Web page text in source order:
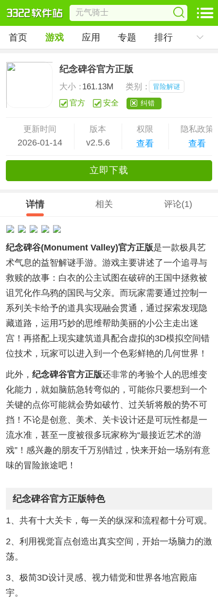
首页 游戏 应用 专题 排行
纪念碑谷官方正版
大小：161.13M 类别： 冒险解谜
官方 安全 纠错
更新时间
2026-01-14
版本
v2.5.6
权限
查看
隐私政策
查看
立即下载
详情 相关 评论(1)
纪念碑谷(Monument Valley)官方正版是一款极具艺
术气息的益智解谜手游。游戏主要讲述了一个追寻与
救赎的故事：白衣的公主试图在破碎的王国中拯救被
诅咒化作乌鸦的国民与父亲。而玩家需要通过控制一
系列关卡给予的道具实现融会贯通，通过探索发现隐
藏道路，运用巧妙的思维帮助美丽的小公主走出迷
宫！再搭配上现实建筑道具配合虚拟的3D模拟空间错
位技术，玩家可以进入到一个色彩鲜艳的几何世界！
此外， 纪念碑谷官方正版还非常的考验个人的思维变
化能力，就如脑筋急转弯似的，可能你只要想到一个
关键的点你可能就会势如破竹、过关斩将般的势不可
挡！不论是创意、美术、关卡设计还是可玩性都是一
流水准，甚至一度被很多玩家称为“最接近艺术的游
戏”！感兴趣的朋友千万别错过，快来开始一场别有意
味的冒险旅途吧！
纪念碑谷官方正版特色
1、共有十大关卡，每一关的纵深和流程都十分可观。
2、利用视觉盲点创造出真实空间，开始一场脑力的激
荡。
3、极简3D设计灵感、视力错觉和世界各地宫殿庙
宇。